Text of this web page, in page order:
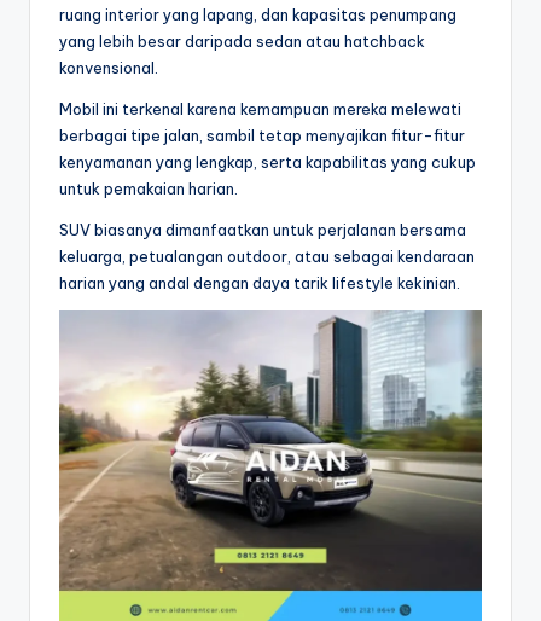
ruang interior yang lapang, dan kapasitas penumpang
yang lebih besar daripada sedan atau hatchback
konvensional.
Mobil ini terkenal karena kemampuan mereka melewati
berbagai tipe jalan, sambil tetap menyajikan fitur-fitur
kenyamanan yang lengkap, serta kapabilitas yang cukup
untuk pemakaian harian.
SUV biasanya dimanfaatkan untuk perjalanan bersama
keluarga, petualangan outdoor, atau sebagai kendaraan
harian yang andal dengan daya tarik lifestyle kekinian.